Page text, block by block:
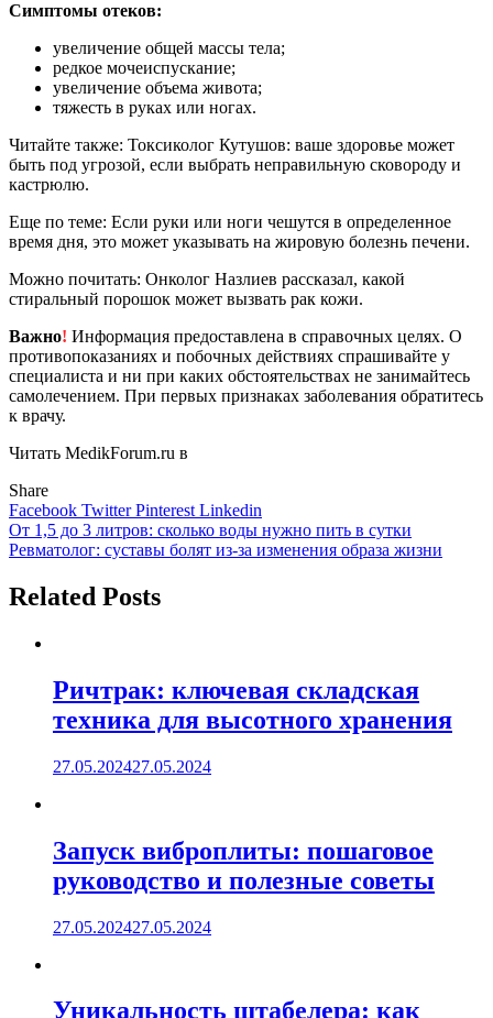
Симптомы отеков:
увеличение общей массы тела;
редкое мочеиспускание;
увеличение объема живота;
тяжесть в руках или ногах.
Читайте также: Токсиколог Кутушов: ваше здоровье может
быть под угрозой, если выбрать неправильную сковороду и
кастрюлю.
Еще по теме: Если руки или ноги чешутся в определенное
время дня, это может указывать на жировую болезнь печени.
Можно почитать: Онколог Назлиев рассказал, какой
стиральный порошок может вызвать рак кожи.
Важно! Информация предоставлена в справочных целях. О
противопоказаниях и побочных действиях спрашивайте у
специалиста и ни при каких обстоятельствах не занимайтесь
самолечением. При первых признаках заболевания обратитесь
к врачу.
Читать MedikForum.ru в
Share
Facebook TwitterPinterest Linkedin
Навигация
по
записям
От 1,5 до 3 литров: сколько воды нужно пить в сутки
Ревматолог: суставы болят из-за изменения образа жизни
Related Posts
Ричтрак: ключевая складская
техника для высотного хранения
27.05.202427.05.2024
Запуск виброплиты: пошаговое
руководство и полезные советы
27.05.202427.05.2024
Уникальность штабелера: как